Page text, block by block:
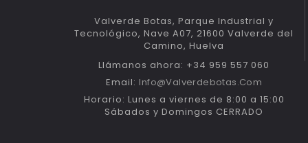
Valverde Botas, Parque Industrial y
Tecnológico, Nave A07, 21600 Valverde del
Camino, Huelva
Llámanos ahora: +34 959 557 060
Email: Info@valverdebotas.com
Horario: Lunes a viernes de 8:00 a 15:00
Sábados y Domingos CERRADO